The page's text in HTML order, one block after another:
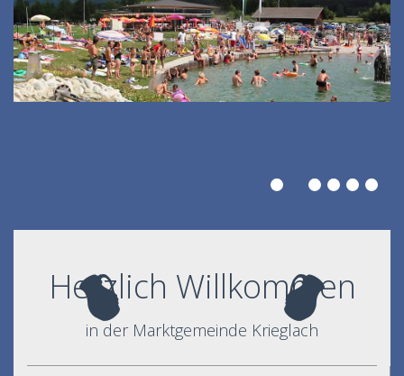
Herzlich Willkommen
in der Marktgemeinde Krieglach